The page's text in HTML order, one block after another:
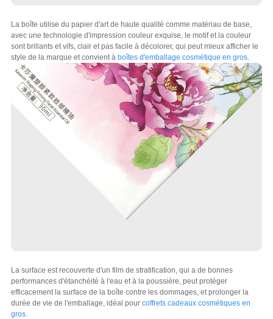
La boîte utilise du papier d'art de haute qualité comme matériau de base,
avec une technologie d'impression couleur exquise, le motif et la couleur
sont brillants et vifs, clair et pas facile à décolorer, qui peut mieux afficher le
style de la marque et convient à boîtes d'emballage cosmétique en gros.
La surface est recouverte d'un film de stratification, qui a de bonnes
performances d'étanchéité à l'eau et à la poussière, peut protéger
efficacement la surface de la boîte contre les dommages, et prolonger la
durée de vie de l'emballage, idéal pour coffrets cadeaux cosmétiques en
gros.